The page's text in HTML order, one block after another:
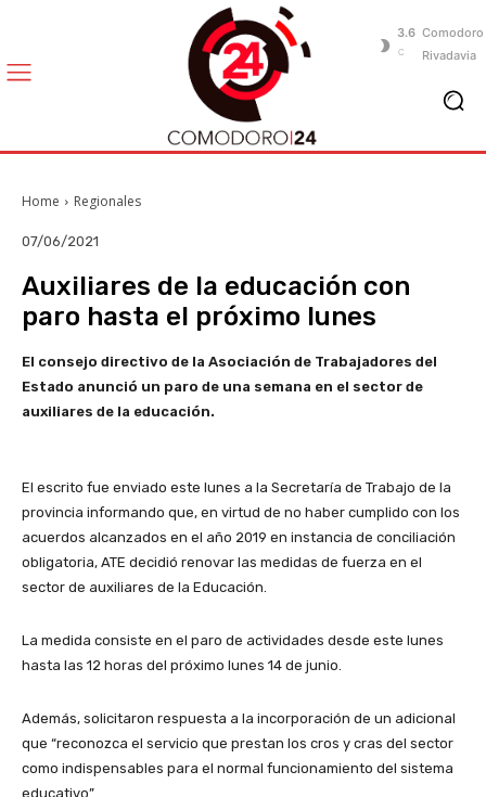
3.6
C
Comodoro
Rivadavia
Home Regionales
07/06/2021
Auxiliares de la educación con
paro hasta el próximo lunes
El consejo directivo de la Asociación de Trabajadores del
Estado anunció un paro de una semana en el sector de
auxiliares de la educación.
El escrito fue enviado este lunes a la Secretaría de Trabajo de la
provincia informando que, en virtud de no haber cumplido con los
acuerdos alcanzados en el año 2019 en instancia de conciliación
obligatoria, ATE decidió renovar las medidas de fuerza en el
sector de auxiliares de la Educación.
La medida consiste en el paro de actividades desde este lunes
hasta las 12 horas del próximo lunes 14 de junio.
Además, solicitaron respuesta a la incorporación de un adicional
que “reconozca el servicio que prestan los cros y cras del sector
como indispensables para el normal funcionamiento del sistema
educativo”.